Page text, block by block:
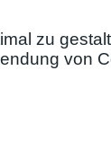
zu
von